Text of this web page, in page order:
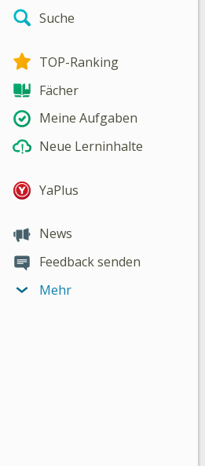
Suche
TOP-Ranking
Fächer
Meine Aufgaben
Neue Lerninhalte
YaPlus
News
Feedback senden
Mehr